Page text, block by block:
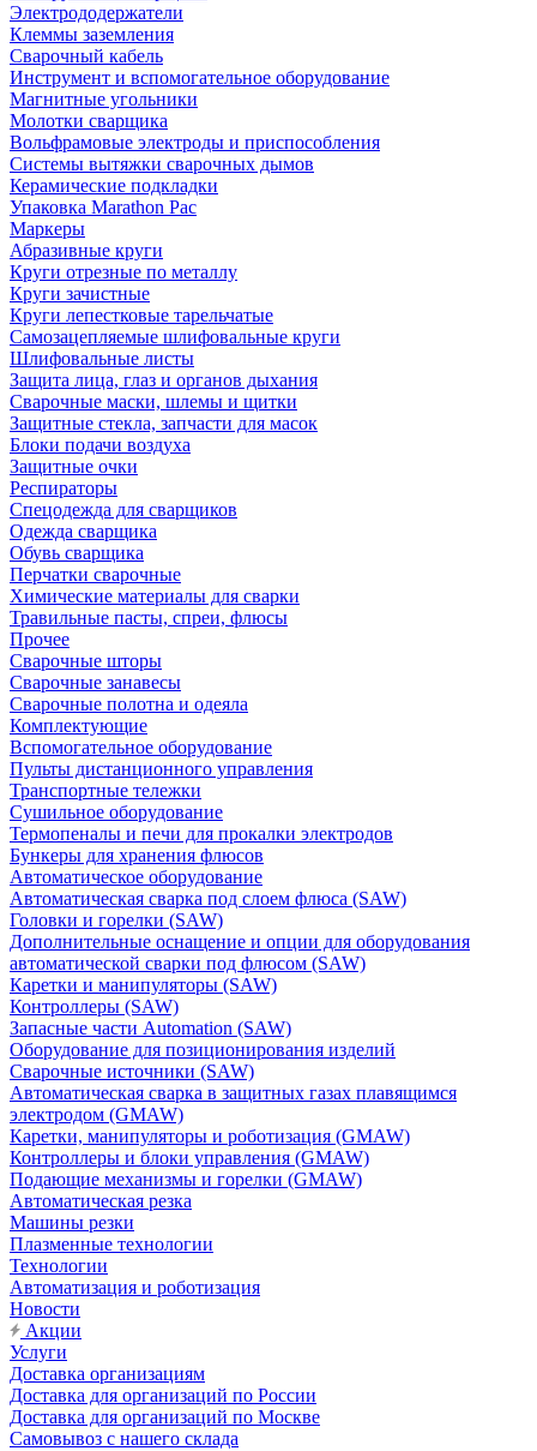
Электрододержатели
Клеммы заземления
Сварочный кабель
Инструмент и вспомогательное оборудование
Магнитные угольники
Молотки сварщика
Вольфрамовые электроды и приспособления
Системы вытяжки сварочных дымов
Керамические подкладки
Упаковка Marathon Pac
Маркеры
Абразивные круги
Круги отрезные по металлу
Круги зачистные
Круги лепестковые тарельчатые
Самозацепляемые шлифовальные круги
Шлифовальные листы
Защита лица, глаз и органов дыхания
Сварочные маски, шлемы и щитки
Защитные стекла, запчасти для масок
Блоки подачи воздуха
Защитные очки
Респираторы
Спецодежда для сварщиков
Одежда сварщика
Обувь сварщика
Перчатки сварочные
Химические материалы для сварки
Травильные пасты, спреи, флюсы
Прочее
Сварочные шторы
Сварочные занавесы
Сварочные полотна и одеяла
Комплектующие
Вспомогательное оборудование
Пульты дистанционного управления
Транспортные тележки
Сушильное оборудование
Термопеналы и печи для прокалки электродов
Бункеры для хранения флюсов
Автоматическое оборудование
Автоматическая сварка под слоем флюса (SAW)
Головки и горелки (SAW)
Дополнительные оснащение и опции для оборудования
автоматической сварки под флюсом (SAW)
Каретки и манипуляторы (SAW)
Контроллеры (SAW)
Запасные части Automation (SAW)
Оборудование для позиционирования изделий
Сварочные источники (SAW)
Автоматическая сварка в защитных газах плавящимся
электродом (GMAW)
Каретки, манипуляторы и роботизация (GMAW)
Контроллеры и блоки управления (GMAW)
Подающие механизмы и горелки (GMAW)
Автоматическая резка
Машины резки
Плазменные технологии
Технологии
Автоматизация и роботизация
Новости
Акции
Услуги
Доставка организациям
Доставка для организаций по России
Доставка для организаций по Москве
Самовывоз с нашего склада